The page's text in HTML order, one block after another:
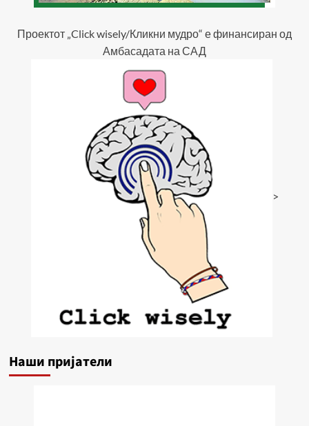
Проектот „Click wisely/Кликни мудро“ е финансиран од
Амбасадата на САД
>
Наши пријатели